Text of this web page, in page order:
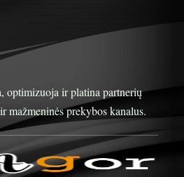
optimizuoja ir platina partnerių
prekybos kanalus.